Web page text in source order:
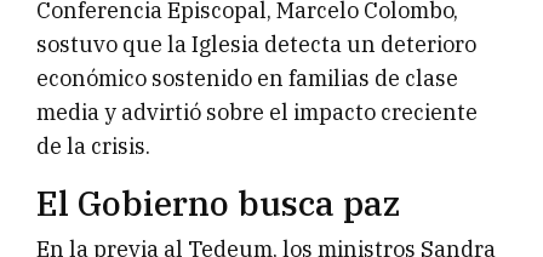
Conferencia Episcopal, Marcelo Colombo,
sostuvo que la Iglesia detecta un deterioro
económico sostenido en familias de clase
media y advirtió sobre el impacto creciente
de la crisis.
El Gobierno busca paz
En la previa al Tedeum, los ministros Sandra